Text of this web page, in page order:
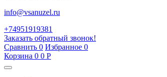
info@vsanuzel.ru
+74951919381
Заказать обратный звонок!
Сравнить 0 Избранное 0
Корзина 0 0 Р